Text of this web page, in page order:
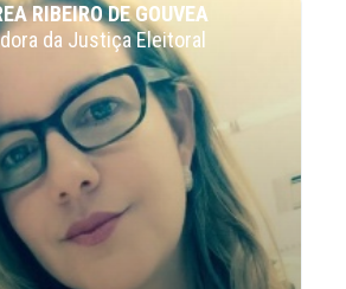
RIBEIRO DE GOUVEA
da Justiça Eleitoral